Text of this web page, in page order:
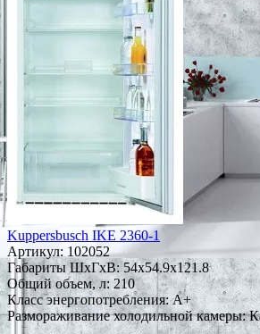
Kuppersbusch IKE 2360-1
Артикул: 102052
Габариты ШxГxВ: 54x54.9x121.8
Общий объем, л: 210
Класс энергопотребления: A+
Размораживание холодильной камеры: